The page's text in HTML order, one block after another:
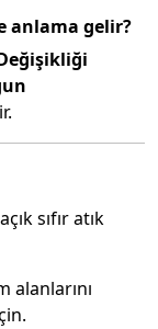
anlama gelir?
sıfır atık
alanlarını